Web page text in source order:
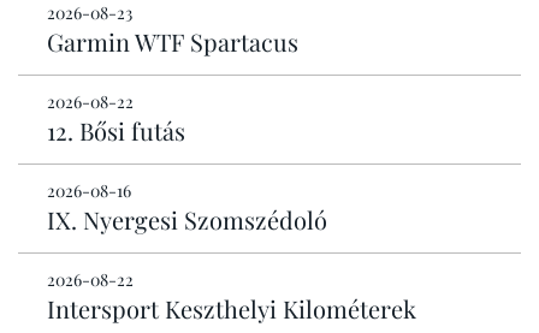
2026-08-23
Garmin WTF Spartacus
2026-08-22
12. Bősi futás
2026-08-16
IX. Nyergesi Szomszédoló
2026-08-22
Intersport Keszthelyi Kilométerek